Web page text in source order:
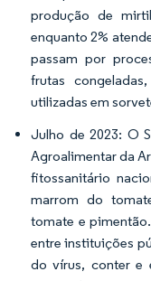
produção de
enquanto 2%
passam por
frutas
utilizadas em
Julho de 2023: O
Agroalimentar da
fitossanitário
marrom do
tomate e
entre instituições
do vírus, conter e